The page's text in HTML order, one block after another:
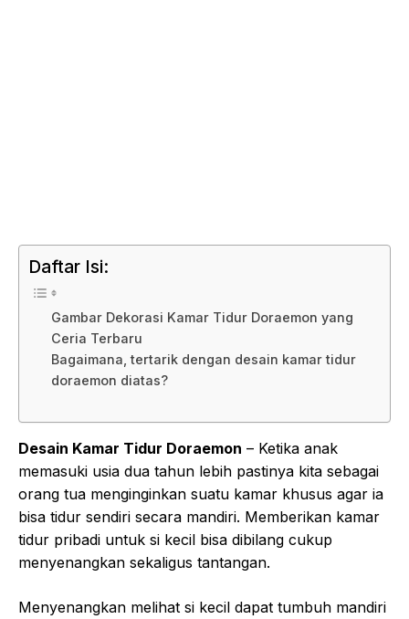
Daftar Isi:
Gambar Dekorasi Kamar Tidur Doraemon yang
Ceria Terbaru
Bagaimana, tertarik dengan desain kamar tidur
doraemon diatas?
Desain Kamar Tidur Doraemon – Ketika anak
memasuki usia dua tahun lebih pastinya kita sebagai
orang tua menginginkan suatu kamar khusus agar ia
bisa tidur sendiri secara mandiri. Memberikan kamar
tidur pribadi untuk si kecil bisa dibilang cukup
menyenangkan sekaligus tantangan.
Menyenangkan melihat si kecil dapat tumbuh mandiri